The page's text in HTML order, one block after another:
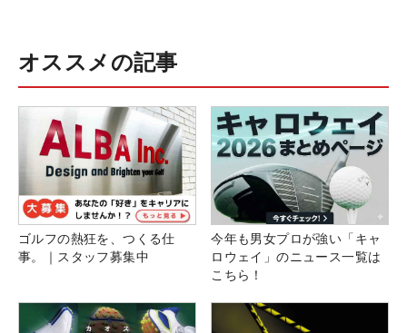
オススメの記事
ゴルフの熱狂を、つくる仕
事。｜スタッフ募集中
今年も男女プロが強い「キャ
ロウェイ」のニュース一覧は
こちら！